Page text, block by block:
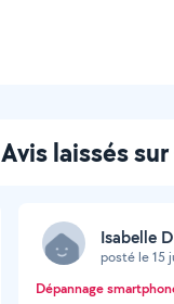
Avis laissés
Isabelle
posté le 15
Dépannage